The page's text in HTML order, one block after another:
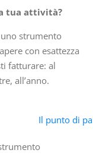
tua attività?
strumento
con esattezza
fatturare: al
all’anno.